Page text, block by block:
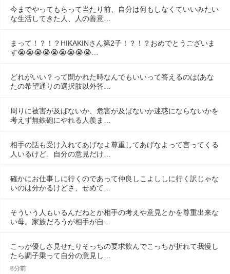
今までやってもらって当たり前、自分は何もしなくていいみたい
な生活してきた人、人の善意…
まって！？！？HIKAKINさん第2子！？！？おめでとうございま
す😭😭😭😭😭😭😭😭😭…
どれがいい？って聞かれた時なんでもいいって答えるのは(あな
たの希望通りの選択肢以外答…
周りに被害が及ばないか、危害が及ばないか迷惑にならないかを
考えず無鉄砲にやれる人羨ま…
相手の話も受け入れてあげなよ尊重してあげなよって言ってくる
人いるけど、自分の意見だけ…
確かにお仕事しに行くのであって仲良しこよししに行く訳じゃな
いのは分かるけどさ、せめて…
そういう人もいるんだねとか相手の考えや意見とかを尊重出来な
い母。家族だろうが相手が自…
こっが優しさ見せたりそっちの要求飲んでこっちが折れて我慢し
たら調子乗って自分の意見し…
8分前